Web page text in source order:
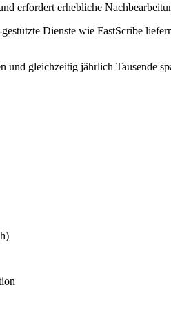
erfordert erhebliche
Dienste wie FastScribe
und gleichzeitig jährlich Tausende